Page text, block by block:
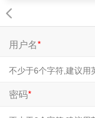
用户名*
密码*